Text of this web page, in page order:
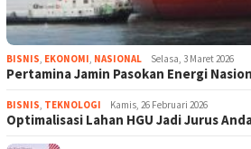
BISNIS, EKONOMI, NASIONAL Selasa, 3 Maret 2026
Pertamina Jamin Pasokan Energi
BISNIS, TEKNOLOGI Kamis, 26 Februari 2026
Optimalisasi Lahan HGU Jadi Jurus